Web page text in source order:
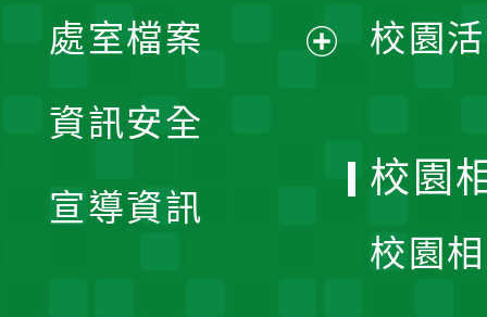
單
處室檔案
資訊安全
宣導資訊
校園
校園
校園